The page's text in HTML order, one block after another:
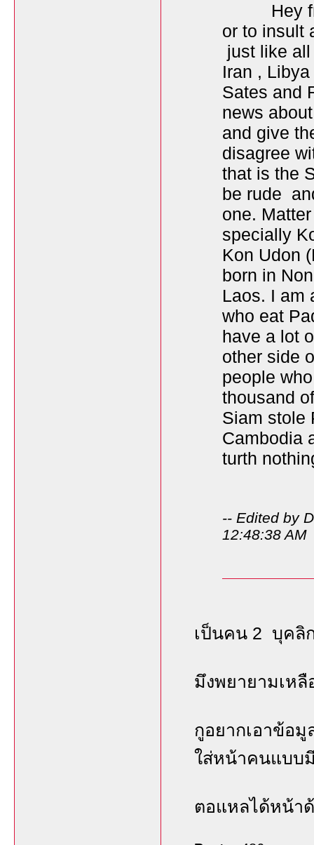
Hey
or to insult
just like
Iran ,
Sates and
news
and give
disagree
that is the
be rude
one.
specially
Kon Udon
born in
Laos. I am
who eat
have a lot
other side
people
thousand
Siam stole
Cambodia
turth
-- Edited by
12:48:38 AM
เป็นคน 2 บุคลิ
มึงพยายามเหลื
กูอยากเอาข้อ
ใส่หน้าคนแบบ
ตอแหลได้หน้า